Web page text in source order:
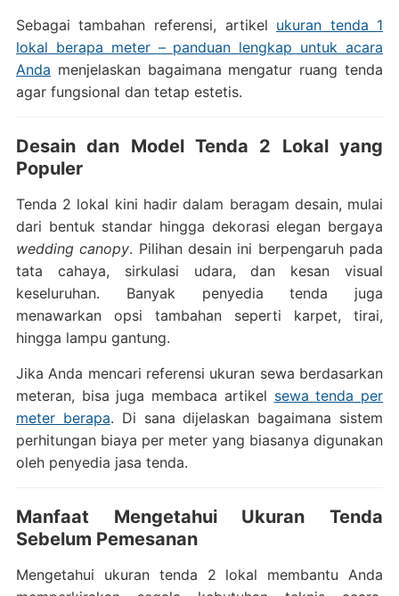
Sebagai tambahan referensi, artikel ukuran tenda 1
lokal berapa meter – panduan lengkap untuk acara
Anda menjelaskan bagaimana mengatur ruang tenda
agar fungsional dan tetap estetis.
Desain dan Model Tenda 2 Lokal yang
Populer
Tenda 2 lokal kini hadir dalam beragam desain, mulai
dari bentuk standar hingga dekorasi elegan bergaya
wedding canopy. Pilihan desain ini berpengaruh pada
tata cahaya, sirkulasi udara, dan kesan visual
keseluruhan. Banyak penyedia tenda juga
menawarkan opsi tambahan seperti karpet, tirai,
hingga lampu gantung.
Jika Anda mencari referensi ukuran sewa berdasarkan
meteran, bisa juga membaca artikel sewa tenda per
meter berapa. Di sana dijelaskan bagaimana sistem
perhitungan biaya per meter yang biasanya digunakan
oleh penyedia jasa tenda.
Manfaat Mengetahui Ukuran Tenda
Sebelum Pemesanan
Mengetahui ukuran tenda 2 lokal membantu Anda